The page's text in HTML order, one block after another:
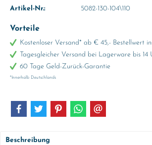
Artikel-Nr.: 5082-130-104\110
Vorteile
Kostenloser Versand* ab € 45,- Bestellwert
Tagesgleicher Versand bei Lagerware bis 14
60 Tage Geld-Zurück-Garantie
*Innerhalb Deutschlands
Beschreibung